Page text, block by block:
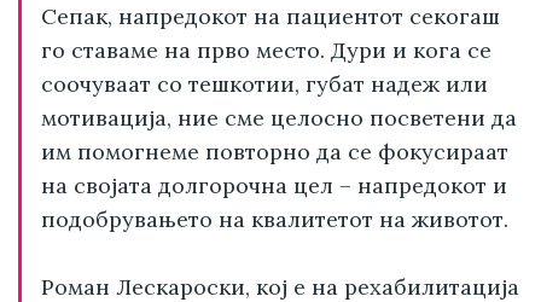
Сепак, напредокот на пациентот секогаш
го ставаме на прво место. Дури и кога се
соочуваат со тешкотии, губат надеж или
мотивација, ние сме целосно посветени да
им помогнеме повторно да се фокусираат
на својата долгорочна цел – напредокот и
подобрувањето на квалитетот на животот.
Роман Лескароски, кој е на рехабилитација